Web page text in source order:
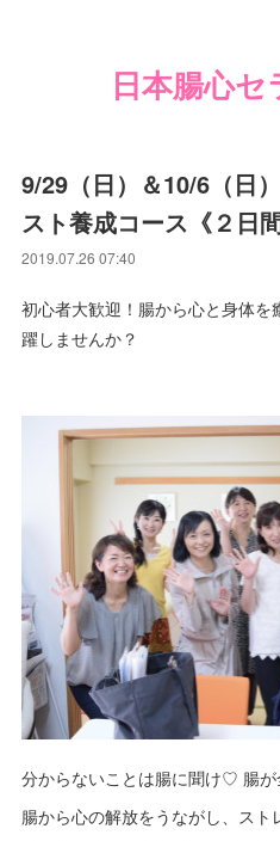
日本腸心
9/29（日）＆10/6（日
スト養成コース《２日
2019.07.26 07:40
初心者大歓迎！腸から心と身体
躍しませんか？
分からないことは腸に聞け♡ 腸が
腸から心の解放をうながし、スト